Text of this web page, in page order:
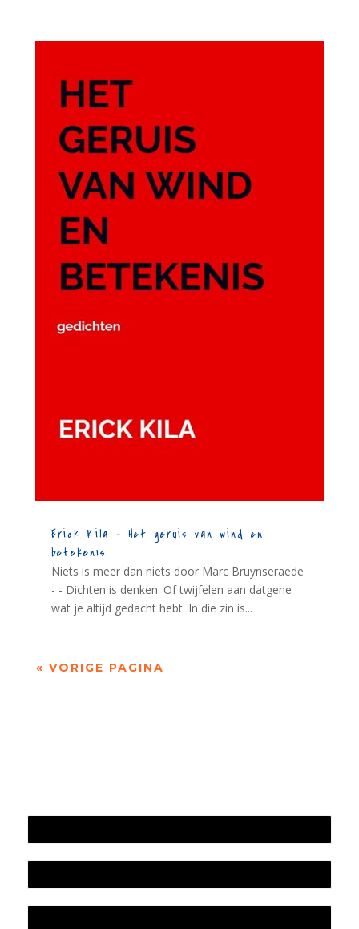
Erick Kila – Het geruis van wind en
betekenis
Niets is meer dan niets door Marc Bruynseraede
- - Dichten is denken. Of twijfelen aan datgene
wat je altijd gedacht hebt. In die zin is...
« VORIGE PAGINA